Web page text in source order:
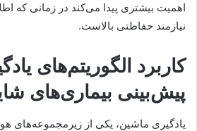
اهمیت بیشتری پیدا می‌کند در زمانی که
نیازمند حفاظتی بالاست.
کاربرد الگوریتم‌های
پیش‌بینی بیماری‌های
یادگیری ماشین، یکی از